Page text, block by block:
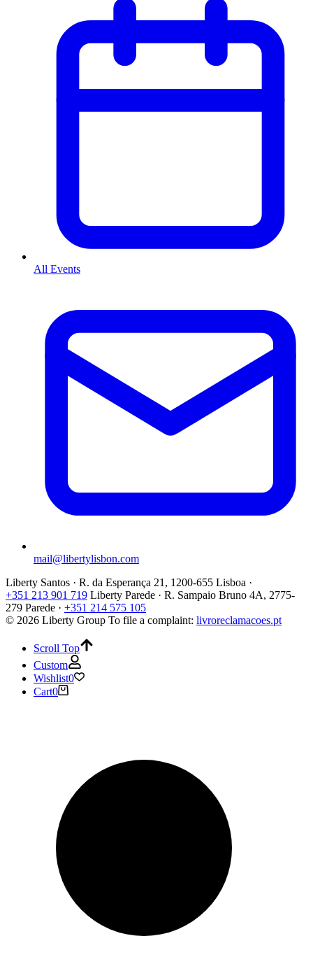
All Events
mail@libertylisbon.com
Liberty Santos · R. da Esperança 21, 1200-655 Lisboa ·
+351 213 901 719 Liberty Parede · R. Sampaio Bruno 4A, 2775-
279 Parede · +351 214 575 105
© 2026 Liberty Group To file a complaint: livroreclamacoes.pt
Scroll Top
Custom
Wishlist0
Cart0